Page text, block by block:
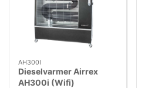
AH300I
Dieselvarmer Airrex
AH300i (Wifi)